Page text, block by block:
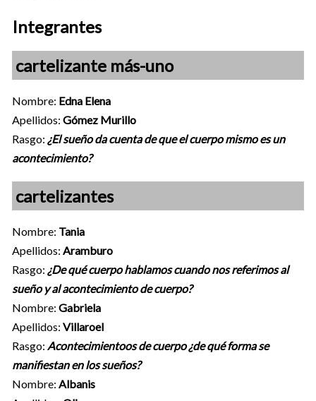
Integrantes
cartelizante más-uno
Nombre: Edna Elena
Apellidos: Gómez Murillo
Rasgo: ¿El sueño da cuenta de que el cuerpo mismo es un
acontecimiento?
cartelizantes
Nombre: Tania
Apellidos: Aramburo
Rasgo: ¿De qué cuerpo hablamos cuando nos referimos al
sueño y al acontecimiento de cuerpo?
Nombre: Gabriela
Apellidos: Villaroel
Rasgo: Acontecimientoos de cuerpo ¿de qué forma se
manifiestan en los sueños?
Nombre: Albanis